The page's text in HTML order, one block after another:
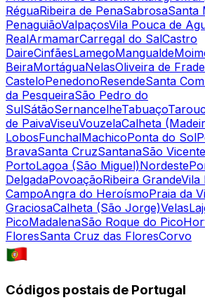
RéguaRibeira de PenaSabrosaSanta
PenaguiãoValpaçosVila Pouca de
RealArmamarCarregal do SalCastro
DaireCinfãesLamegoMangualde
BeiraMortáguaNelasOliveira de
CasteloPenedonoResendeSanta
da PesqueiraSão Pedro do
SulSátãoSernancelheTabuaço
de PaivaViseuVouzelaCalheta
LobosFunchalMachicoPonta do Sol
BravaSanta CruzSantanaSão Vicente
PortoLagoa (São Miguel)Nordeste
DelgadaPovoaçãoRibeira GrandeVila
CampoAngra do HeroísmoPraia da
GraciosaCalheta (São Jorge)Velas
PicoMadalenaSão Roque do Pico
FloresSanta Cruz das FloresCorvo
Códigos postais de Portugal